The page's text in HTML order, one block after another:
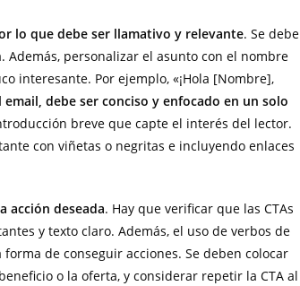
lo que debe ser llamativo y relevante. Se debe
personalizar el asunto con el nombre
interesante. Por ejemplo, «¡Hola [Nombre],
debe ser conciso y enfocado en un solo
breve que capte el interés del lector.
con viñetas o negritas e incluyendo enlaces
acción deseada. Hay que verificar que las CTAs
y texto claro. Además, el uso de verbos de
de conseguir acciones. Se deben colocar
o la oferta, y considerar repetir la CTA al